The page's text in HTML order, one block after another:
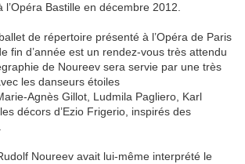
Bastille en décembre 2012.
de répertoire présenté à l’Opéra de Paris
fin d’année est un rendez-vous très attendu
de Noureev sera servie par une très
les danseurs étoiles
Agnès Gillot, Ludmila Pagliero, Karl
décors d’Ezio Frigerio, inspirés des
Noureev avait lui-même interprété le